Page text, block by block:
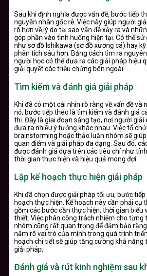
Sau khi định nghĩa được vấn đề, bước tiếp
nguyên nhân gốc rễ. Việc này giúp người
rõ hơn về lý do tại sao vấn đề xảy ra và
góp phần vào tình huống hiện tại. Có thể sử
như sơ đồ Ishikawa (sơ đồ xương cá) hay
phân tích sâu hơn. Bằng cách tìm ra
người học có thể đưa ra các giải pháp hiệu
giải quyết các triệu chứng bên ngoài.
Tìm kiếm và đánh giá giải pháp
Khi đã có một cái nhìn rõ ràng về vấn đề và
nó, bước tiếp theo là tìm kiếm và đánh giá
thi. Đây là giai đoạn sáng tạo, nơi người giải
đưa ra nhiều ý tưởng khác nhau. Việc tổ
brainstorming hoặc thảo luận nhóm sẽ
quan điểm và giải pháp đa dạng. Sau đó,
được đánh giá dựa trên các tiêu chí như
thời gian thực hiện và hiệu quả mong đợi.
Lập kế hoạch thực hiện giải pháp
Khi đã chọn được giải pháp tối ưu, bước
hoạch thực hiện. Kế hoạch này cần phải cụ
gồm các bước cần thực hiện, thời gian biểu
thiết. Việc phân công trách nhiệm cho từng
nhóm cũng rất quan trọng để đảm bảo
nắm rõ vai trò của mình trong quá trình
hoạch chi tiết sẽ giúp tăng cường khả năng
giải pháp.
Đánh giá và rút kinh nghiệm sau